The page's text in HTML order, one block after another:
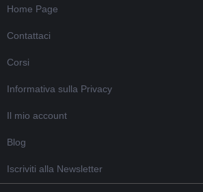
Home Page
Contattaci
Corsi
Informativa sulla Privacy
Il mio account
Blog
Iscriviti alla Newsletter